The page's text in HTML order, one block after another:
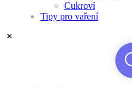
Cukroví
Tipy pro vaření